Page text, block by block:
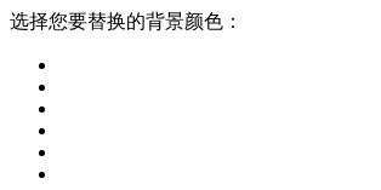
选择您要替换的背景颜色：